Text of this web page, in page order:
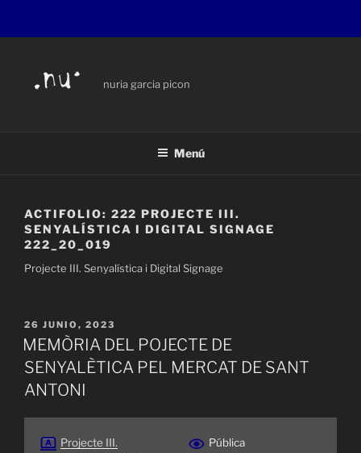
contenido
nuria garcia picon
Menú
ACTIFOLIO: 222 PROJECTE III.
SENYALÍSTICA I DIGITAL SIGNAGE
222_20_019
Projecte III. Senyalística i Digital Signage
PUBLICADO
EL
26 JUNIO, 2023
MEMÒRIA DEL POJECTE DE
SENYALÈTICA PEL MERCAT DE SANT
ANTONI
Projecte III.
Pública